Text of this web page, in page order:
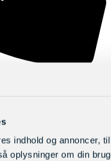
indhold og annoncer,
oplysninger om din